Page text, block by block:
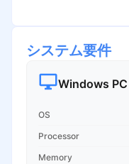
システム要件
Windows PC
OS
Processor
Memory